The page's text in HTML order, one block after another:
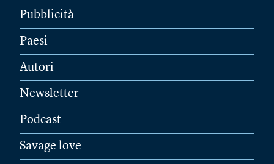
Pubblicità
Paesi
Autori
Newsletter
Podcast
Savage love